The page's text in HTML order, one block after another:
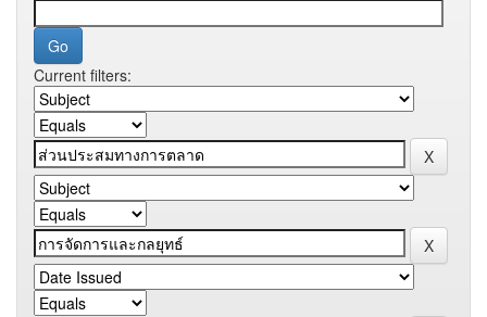
Current filters: